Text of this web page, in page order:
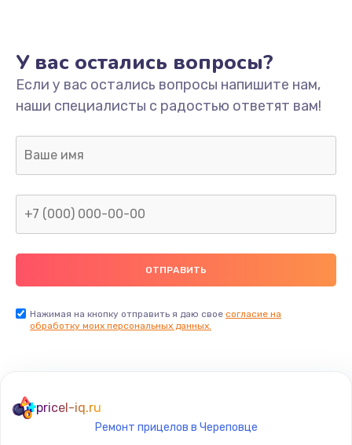
Замена/Pемонт карбюратора
1300 руб.
Заказать
Ремонт капиллярной трубки
400 руб.
Заказать
Замена термостата
У вас остались вопросы?
Если у вас остались вопросы напишите нам,
наши специалисты с радостью ответят вам!
Нажимая на кнопку отправить я даю свое согласие на
обработку моих персональных данных.
pricel-iq.ru
Ремонт прицелов в Череповце